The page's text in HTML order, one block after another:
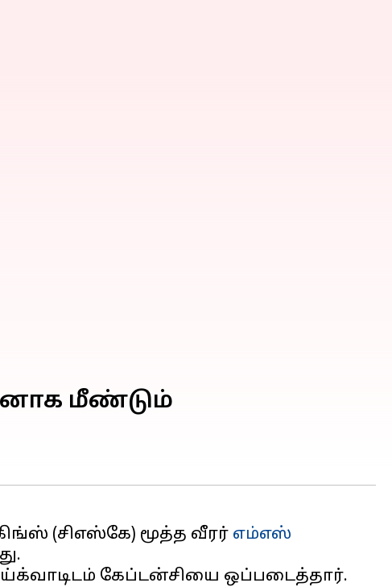
மீண்டும்
(சிஎஸ்கே) மூத்த வீரர் எம்எஸ்
கேப்டன்சியை ஒப்படைத்தார்.